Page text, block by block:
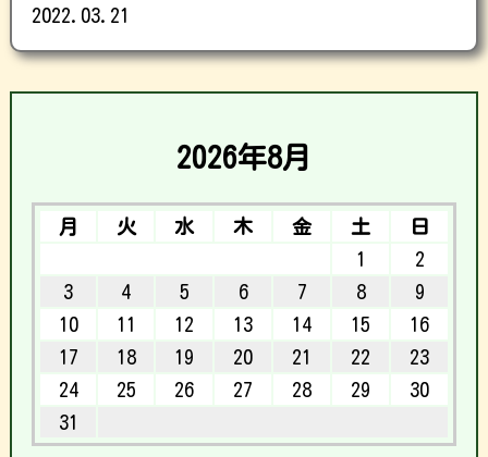
2022.03.21
2026年8月
月 火 水 木 金 土
日
1
2
3
4 5 6 7 8
9
10
11 12 13 14 15
16
17
18 19 20 21 22
23
24
25 26 27 28 29
30
31